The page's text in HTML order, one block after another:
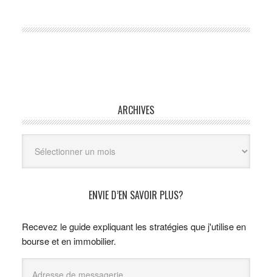
ARCHIVES
ENVIE D’EN SAVOIR PLUS?
Recevez le guide expliquant les stratégies que j'utilise en
bourse et en immobilier.